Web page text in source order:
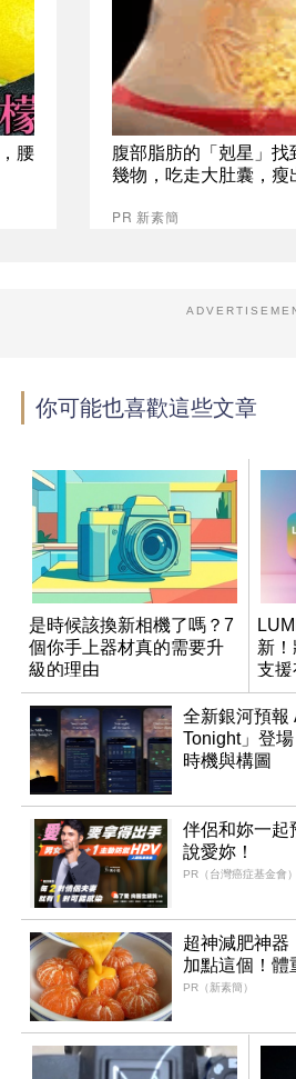
腰
腹部脂肪的「剋星」找
幾物，吃走大肚囊，瘦
PR 新素簡
你可能也喜歡這些文章
是時候該換新相機了嗎？7
個你手上器材真的需要升
級的理由
新！
支援
製
全新銀河預報
Tonight」登
時機與構圖
伴侶和妳一起
說愛妳！
PR（台灣癌症基金會）
超神減肥神器
加點這個！體
PR（新素簡）